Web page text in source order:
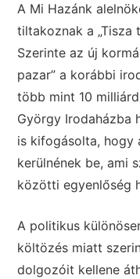
A Mi Hazánk
tiltakoznak a „Tisza
Szerinte az új
pazar” a korábbi
több mint 10
György Irodaházba
is kifogásolta, hogy
kerülnének be, ami
közötti egyenlőség
A politikus
költözés miatt
dolgozóit kellene